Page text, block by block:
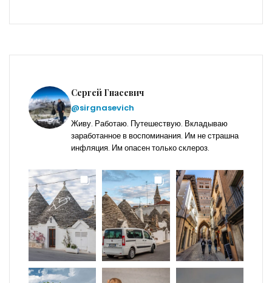
Сергей Гнасевич
@sirgnasevich
Живу. Работаю. Путешествую. Вкладываю
заработанное в воспоминания. Им не страшна
инфляция. Им опасен только склероз.